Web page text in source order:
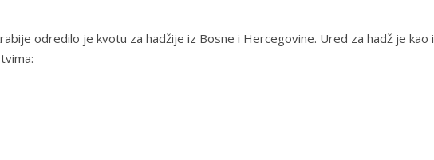
odredilo je kvotu za hadžije iz Bosne i Hercegovine. Ured za hadž je kao i